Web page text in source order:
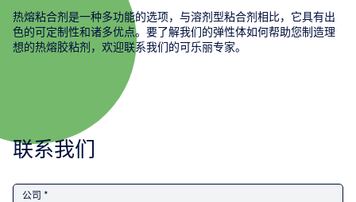
热熔粘合剂是一种多功能的选项，与溶剂型粘合剂相比，它具有出
色的可定制性和诸多优点。要了解我们的弹性体如何帮助您制造理
想的热熔胶粘剂，欢迎联系我们的可乐丽专家。
联系我们
公司 *